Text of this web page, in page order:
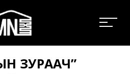
ЗУРААЧ”